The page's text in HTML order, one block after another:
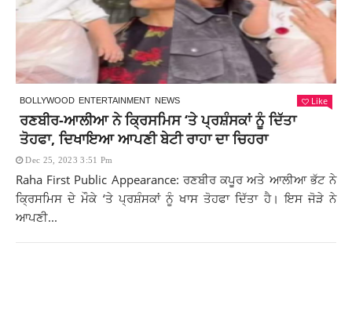
BOLLYWOOD ENTERTAINMENT NEWS Like
ਰਣਬੀਰ-ਆਲੀਆ ਨੇ ਕ੍ਰਿਸਮਿਸ ‘ਤੇ ਪ੍ਰਸ਼ੰਸਕਾਂ ਨੂੰ ਦਿੱਤਾ
ਤੋਹਫਾ, ਦਿਖਾਇਆ ਆਪਣੀ ਬੇਟੀ ਰਾਹਾ ਦਾ ਚਿਹਰਾ
Dec 25, 2023 3:51 Pm
Raha First Public Appearance: ਰਣਬੀਰ ਕਪੂਰ ਅਤੇ ਆਲੀਆ ਭੱਟ ਨੇ
ਕ੍ਰਿਸਮਿਸ ਦੇ ਮੌਕੇ ‘ਤੇ ਪ੍ਰਸ਼ੰਸਕਾਂ ਨੂੰ ਖਾਸ ਤੋਹਫਾ ਦਿੱਤਾ ਹੈ। ਇਸ ਜੋੜੇ ਨੇ
ਆਪਣੀ...